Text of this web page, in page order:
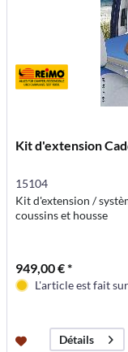
Kit d'extension
15104
Kit d'extension /
coussins et housse
949,00 € *
L'article est fait
Détails